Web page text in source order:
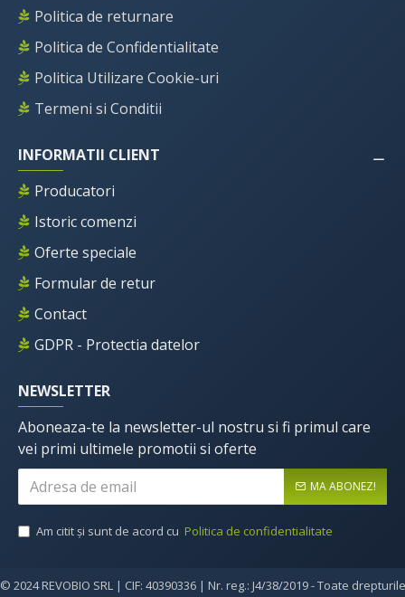
Politica de returnare
Politica de Confidentialitate
Politica Utilizare Cookie-uri
Termeni si Conditii
INFORMATII CLIENT
Producatori
Istoric comenzi
Oferte speciale
Formular de retur
Contact
GDPR - Protectia datelor
NEWSLETTER
Aboneaza-te la newsletter-ul nostru si fi primul care
vei primi ultimele promotii si oferte
MA ABONEZ!
Am citit şi sunt de acord cu Politica de confidentialitate
© 2024 REVOBIO SRL | CIF: 40390336 | Nr. reg.: J4/38/2019 - Toate